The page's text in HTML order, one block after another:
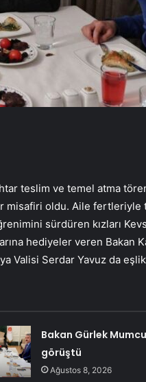
teslim ve temel atma
misafiri oldu. Aile fertleriyle
sürdüren kızları
hediyeler veren Bakan
Valisi Serdar Yavuz da
Bakan Gürlek
görüştü
Ağustos 8, 2026